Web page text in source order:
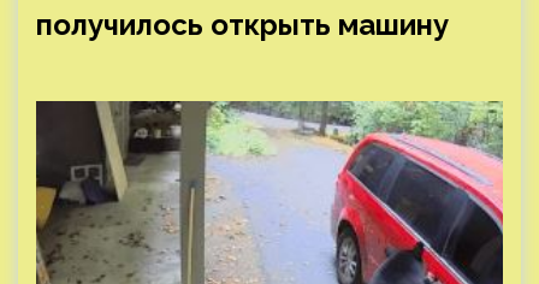
получилось открыть машину